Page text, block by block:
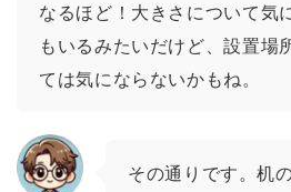
なるほど！大きさについて気
もいるみたいだけど、設置場
ては気にならないかもね。
その通りです。机